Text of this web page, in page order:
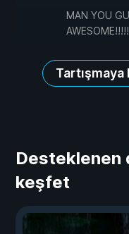
MAN YOU
Tartışmaya
Desteklenen
keşfet